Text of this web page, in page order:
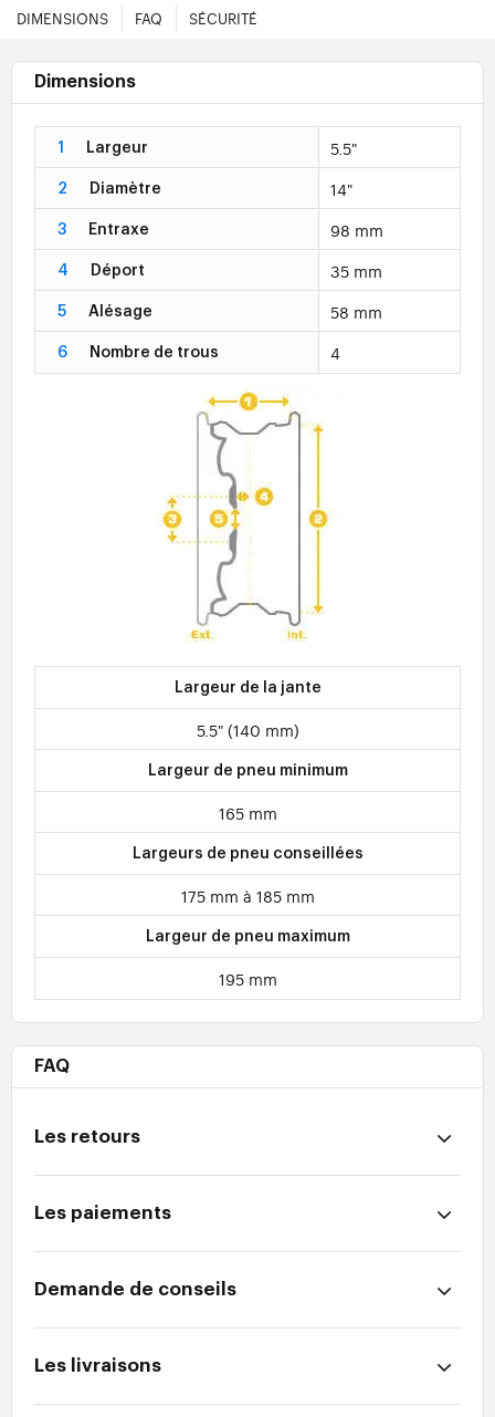
DIMENSIONS FAQ SÉCURITÉ
Dimensions
1 Largeur 5.5"
2 Diamètre 14"
3 Entraxe 98 mm
4 Déport 35 mm
5 Alésage 58 mm
6 Nombre de trous 4
Largeur de la jante
5.5" (140 mm)
Largeur de pneu minimum
165 mm
Largeurs de pneu conseillées
175 mm à 185 mm
Largeur de pneu maximum
195 mm
FAQ
Les retours
Les paiements
Demande de conseils
Les livraisons